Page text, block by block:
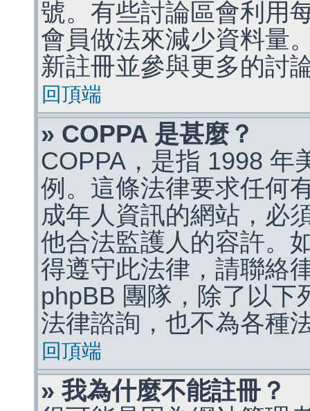
號。有些討論區會利用
會員做法來減少資料量
新註冊並參與更多的討
回頂端
» COPPA 是甚麼？
COPPA，是指 1998 年
例。這條法律要求任何
成年人資訊的網站，必
他合法監護人的容許。
得遵守此法律，請聯絡
phpBB 團隊，除了以下
法律諮詢，也不為各種
回頂端
» 我為什麼不能註冊？